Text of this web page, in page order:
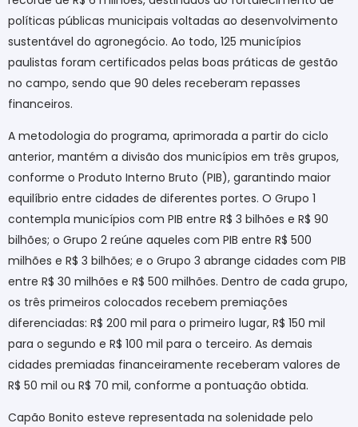
políticas públicas municipais voltadas ao desenvolvimento
sustentável do agronegócio. Ao todo, 125 municípios
paulistas foram certificados pelas boas práticas de gestão
no campo, sendo que 90 deles receberam repasses
financeiros.
A metodologia do programa, aprimorada a partir do ciclo
anterior, mantém a divisão dos municípios em três grupos,
conforme o Produto Interno Bruto (PIB), garantindo maior
equilíbrio entre cidades de diferentes portes. O Grupo 1
contempla municípios com PIB entre R$ 3 bilhões e R$ 90
bilhões; o Grupo 2 reúne aqueles com PIB entre R$ 500
milhões e R$ 3 bilhões; e o Grupo 3 abrange cidades com PIB
entre R$ 30 milhões e R$ 500 milhões. Dentro de cada grupo,
os três primeiros colocados recebem premiações
diferenciadas: R$ 200 mil para o primeiro lugar, R$ 150 mil
para o segundo e R$ 100 mil para o terceiro. As demais
cidades premiadas financeiramente receberam valores de
R$ 50 mil ou R$ 70 mil, conforme a pontuação obtida.
Capão Bonito esteve representada na solenidade pelo